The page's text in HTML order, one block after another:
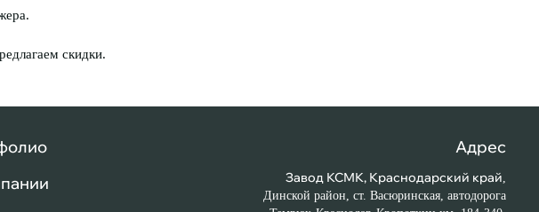
скидки.
Адрес
Завод КСМК, Краснодарский край,
Динской район, ст. Васюринская, автодорога